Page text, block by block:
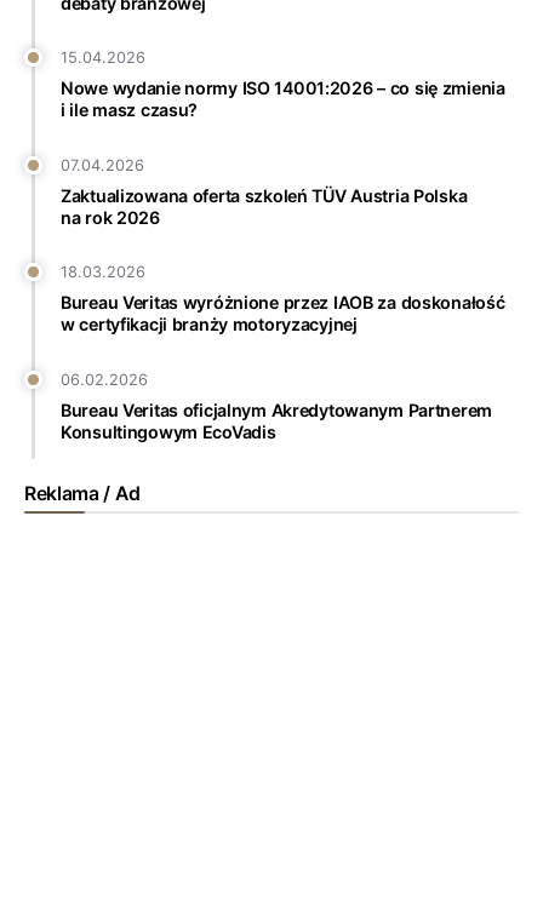
15.04.2026
Nowe wydanie normy ISO 14001:2026 – co się zmienia
i ile masz czasu?
07.04.2026
Zaktualizowana oferta szkoleń TÜV Austria Polska
na rok 2026
18.03.2026
Bureau Veritas wyróżnione przez IAOB za doskonałość
w certyfikacji branży motoryzacyjnej
06.02.2026
Bureau Veritas oficjalnym Akredytowanym Partnerem
Konsultingowym EcoVadis
Reklama / Ad